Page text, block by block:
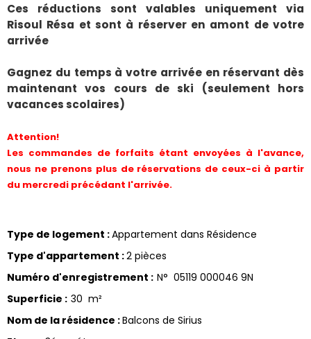
Ces réductions sont valables uniquement via
Risoul Résa et sont à réserver en amont de votre
arrivée
Gagnez du temps à votre arrivée en réservant dès
maintenant vos cours de ski (seulement hors
vacances scolaires)
Attention!
Les commandes de forfaits étant envoyées à l'avance,
nous ne prenons plus de réservations de ceux-ci à partir
du mercredi précédant l'arrivée.
Type de logement :Appartement dans Résidence
Type d'appartement :2 pièces
Numéro d'enregistrement : N° 05119 000046 9N
Superficie : 30 m²
Nom de la résidence :Balcons de Sirius